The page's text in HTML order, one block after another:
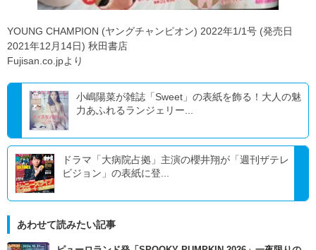
YOUNG CHAMPION (ヤングチャンピオン) 2022年1/1号 (発売日
2021年12月14日) 秋田書店
Fujisan.co.jpより
小嶋陽菜が雑誌「Sweet」の表紙を飾る！大人の魅
力あふれるランジェリー...
ドラマ「大病院占拠」主演の櫻井翔が「週刊ザテレ
ビジョン」の表紙に登...
あわせて読みたい記事